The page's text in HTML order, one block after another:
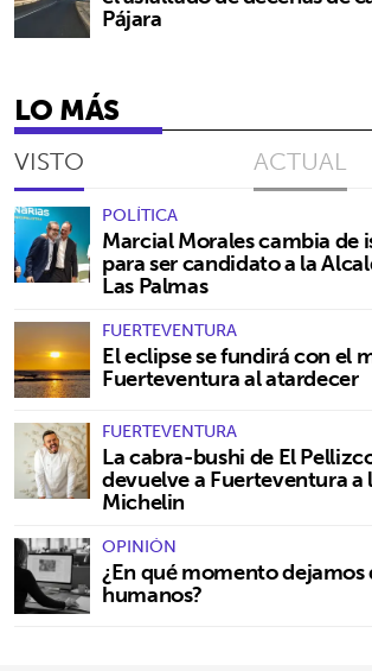
Pájara
LO MÁS
VISTO ACTUAL
POLÍTICA
Marcial Morales cambia de
para ser candidato a la
Las Palmas
FUERTEVENTURA
El eclipse se fundirá con el
Fuerteventura al atardecer
FUERTEVENTURA
La cabra-bushi de El
devuelve a Fuerteventura a
Michelin
OPINIÓN
¿En qué momento dejamos
humanos?